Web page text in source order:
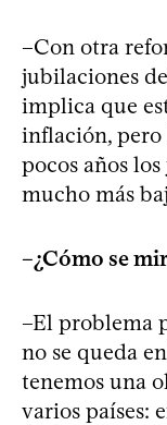
–Con otra
jubilaciones
implica que
inflación, pero
pocos años
mucho más
–¿Cómo se
–El problema
no se queda
tenemos una
varios países: